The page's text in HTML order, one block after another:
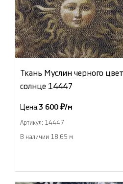
Ткань Муслин черного
солнце 14447
Цена:3 600 ₽/м
Артикул: 14447
В наличии 18.65 м